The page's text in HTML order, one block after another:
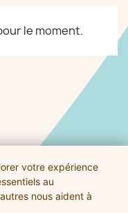
le moment.
votre expérience
au
nous aident à